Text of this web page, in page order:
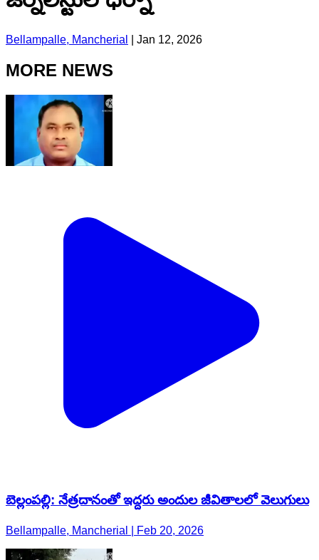
Bellampalle, Mancherial Jan 12, 2026
MORE NEWS
బెల్లంపల్లి: నేత్రదానంతో ఇద్దరు అందుల జీవితాలలో వెలుగులు
Bellampalle, Mancherial | Feb 20, 2026